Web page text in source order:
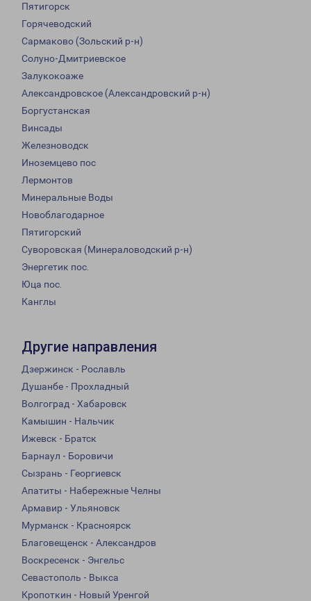
Пятигорск
Горячеводский
Сармаково (Зольский р-н)
Солуно-Дмитриевское
Залукокоаже
Александровское (Александровский р-н)
Боргустанская
Винсады
Железноводск
Иноземцево пос
Лермонтов
Минеральные Воды
Новоблагодарное
Пятигорский
Суворовская (Минераловодский р-н)
Энергетик пос.
Юца пос.
Канглы
Другие направления
Дзержинск - Рославль
Душанбе - Прохладный
Волгоград - Хабаровск
Камышин - Нальчик
Ижевск - Братск
Барнаул - Боровичи
Сызрань - Георгиевск
Апатиты - Набережные Челны
Армавир - Ульяновск
Мурманск - Красноярск
Благовещенск - Александров
Воскресенск - Энгельс
Севастополь - Выкса
Кропоткин - Новый Уренгой